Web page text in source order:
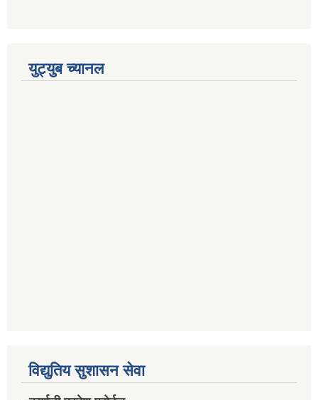
युट्युब च्यानल
विद्युतिय सुशासन सेवा